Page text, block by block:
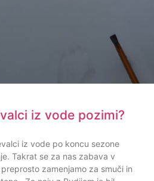
iz vode pozimi?
iz vode po koncu sezone
Takrat se za nas zabava v
zamenjamo za smuči in